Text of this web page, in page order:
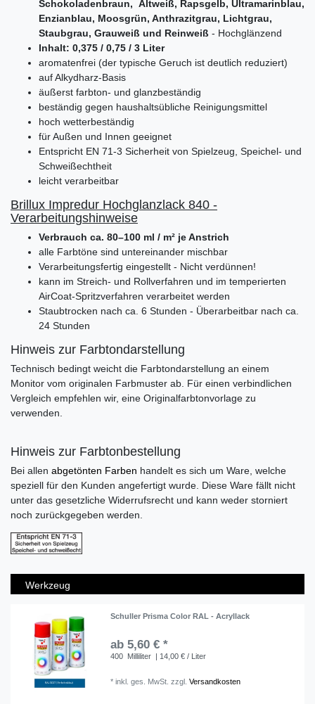
Schokoladenbraun, Altweiß, Rapsgelb, Ultramarinblau,
Enzianblau, Moosgrün, Anthrazitgrau, Lichtgrau,
Staubgrau, Grauweiß und Reinweiß - Hochglänzend
Inhalt: 0,375 / 0,75 / 3 Liter
aromatenfrei (der typische Geruch ist deutlich reduziert)
auf Alkydharz-Basis
äußerst farbton- und glanzbeständig
beständig gegen haushaltsübliche Reinigungsmittel
hoch wetterbeständig
für Außen und Innen geeignet
Entspricht EN 71-3 Sicherheit von Spielzeug, Speichel- und
Schweißechtheit
leicht verarbeitbar
Brillux Impredur Hochglanzlack 840 -
Verarbeitungshinweise
Verbrauch ca. 80–100 ml / m² je Anstrich
alle Farbtöne sind untereinander mischbar
Verarbeitungsfertig eingestellt - Nicht verdünnen!
kann im Streich- und Rollverfahren und im temperierten
AirCoat-Spritzverfahren verarbeitet werden
Staubtrocken nach ca. 6 Stunden - Überarbeitbar nach ca.
24 Stunden
Hinweis zur Farbtondarstellung
Technisch bedingt weicht die Farbtondarstellung an einem
Monitor vom originalen Farbmuster ab. Für einen verbindlichen
Vergleich empfehlen wir, eine Originalfarbtonvorlage zu
verwenden.
Hinweis zur Farbtonbestellung
Bei allen abgetönten Farben handelt es sich um Ware, welche
speziell für den Kunden angefertigt wurde. Diese Ware fällt nicht
unter das gesetzliche Widerrufsrecht und kann weder storniert
noch zurückgegeben werden.
Werkzeug
Schuller Prisma Color RAL - Acryllack
ab 5,60 € *
400 Milliliter | 14,00 € / Liter
*inkl. ges. MwSt. zzgl.Versandkosten